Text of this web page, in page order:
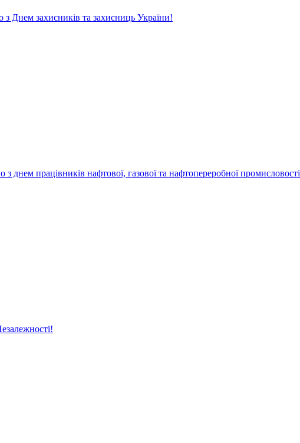
з Днем захисників та захисниць України!
з днем працівників нафтової, газової та нафтопереробної промисловості